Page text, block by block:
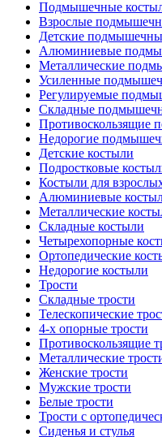
Подмышечные
Взрослые
Детские
Алюминиевые
Металлические
Усиленные
Регулируемые
Складные
Противоскользящие
Недорогие
Детские костыли
Подростковые
Костыли для
Алюминиевые
Металлические
Складные костыли
Четырехопорные
Ортопедические
Недорогие костыли
Трости
Складные трости
Телескопические
4-х опорные трости
Противоскользящие
Металлические
Женские трости
Мужские трости
Белые трости
Трости с
Сиденья и стулья